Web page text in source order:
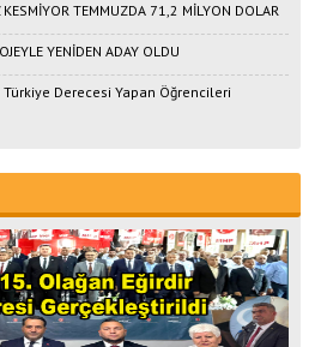
KESMİYOR TEMMUZDA 71,2 MİLYON DOLAR
YENİDEN ADAY OLDU
Türkiye Derecesi Yapan Öğrencileri